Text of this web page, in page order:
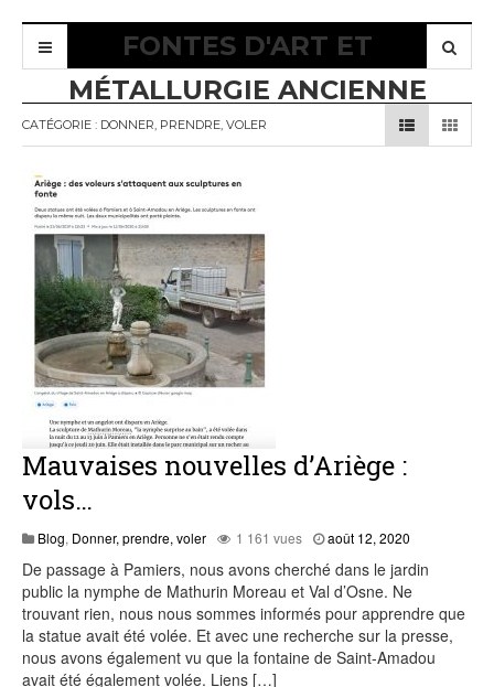
FONTES D'ART ET
MÉTALLURGIE ANCIENNE
CATÉGORIE : DONNER, PRENDRE, VOLER
Mauvaises nouvelles d’Ariège :
vols…
Blog, Donner, prendre, voler 1 161 vues août 12, 2020
2020
De passage à Pamiers, nous avons cherché dans le jardin
public la nymphe de Mathurin Moreau et Val d’Osne. Ne
trouvant rien, nous nous sommes informés pour apprendre que
la statue avait été volée. Et avec une recherche sur la presse,
nous avons également vu que la fontaine de Saint-Amadou
avait été également volée. Liens […]